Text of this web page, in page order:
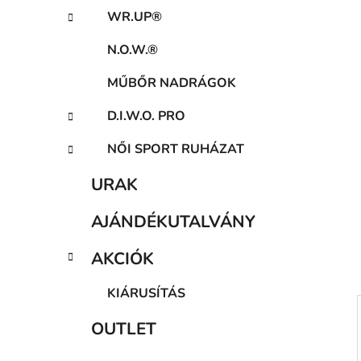
n
WR.UP®
N.O.W.®
MŰBŐR NADRÁGOK
D.I.W.O. PRO
NŐI SPORT RUHÁZAT
URAK
AJÁNDÉKUTALVÁNY
AKCIÓK
KIÁRUSÍTÁS
OUTLET